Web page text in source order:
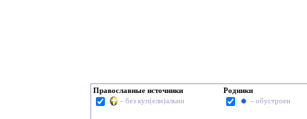
Православные источники
- без куп(ели)альни
Родники
- обустроен